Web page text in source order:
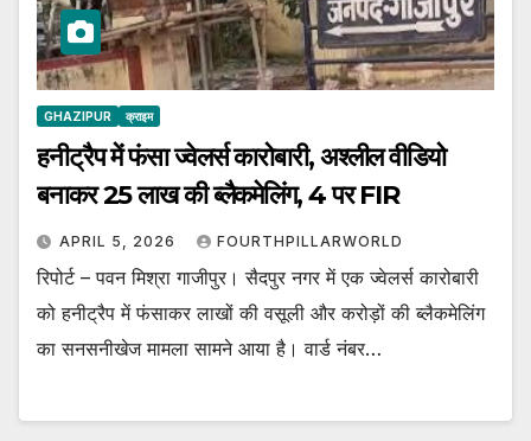
GHAZIPUR क्राइम
हनीट्रैप में फंसा ज्वेलर्स कारोबारी, अश्लील वीडियो
बनाकर 25 लाख की ब्लैकमेलिंग, 4 पर FIR
APRIL 5, 2026 FOURTHPILLARWORLD
रिपोर्ट – पवन मिश्रा गाजीपुर। सैदपुर नगर में एक ज्वेलर्स कारोबारी
को हनीट्रैप में फंसाकर लाखों की वसूली और करोड़ों की ब्लैकमेलिंग
का सनसनीखेज मामला सामने आया है। वार्ड नंबर…